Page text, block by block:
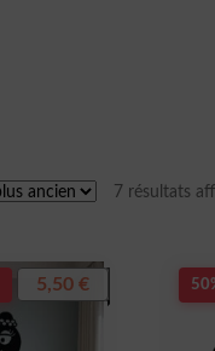
7 résultats
5,50€